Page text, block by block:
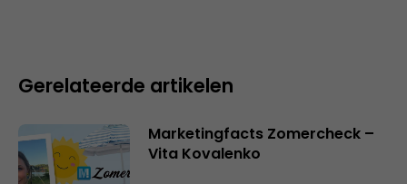
Gerelateerde artikelen
Marketingfacts Zomercheck –
Vita Kovalenko